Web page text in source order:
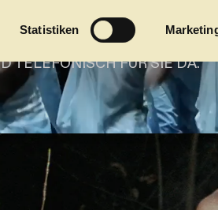
Statistiken
Ballett Konzert
Repertoire Konzerte
UNS
Die Hamburgische
Abos Führungen Jobs
DANKE MEIN KONTO
Juli Sommerpause
ABONNEMENT­SERVICE IST
TELEFONISCH FÜR SIE DA.